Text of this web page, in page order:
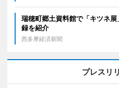
瑞穂町郷土資料館で「キツネ
録を紹介
西多摩経済新聞
プレスリ